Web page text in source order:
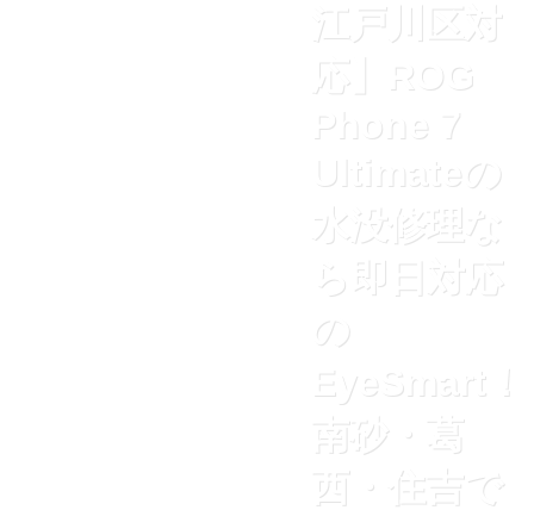
江戸川区対
応】ROG
Phone 7
Ultimateの
水没修理な
ら即日対応
の
EyeSmart！
南砂・葛
西・住吉で